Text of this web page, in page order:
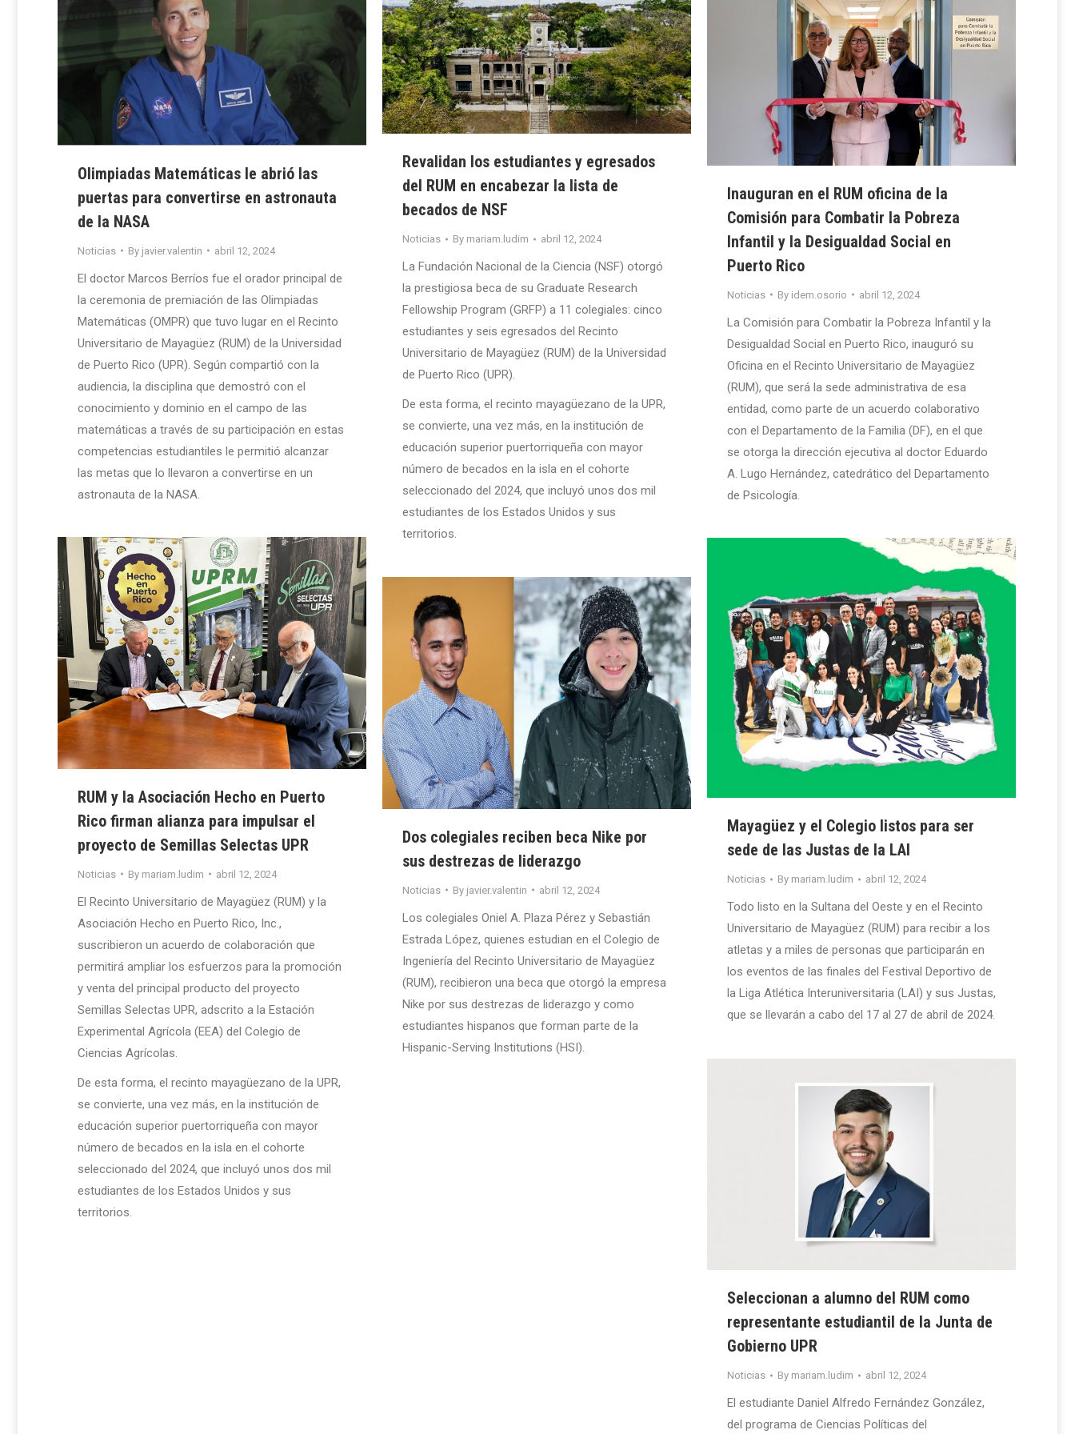
Olimpiadas Matemáticas le abrió las
puertas para convertirse en astronauta
de la NASA
Noticias By javier.valentin abril 12, 2024
El doctor Marcos Berríos fue el orador principal de
la ceremonia de premiación de las Olimpiadas
Matemáticas (OMPR) que tuvo lugar en el Recinto
Universitario de Mayagüez (RUM) de la Universidad
de Puerto Rico (UPR). Según compartió con la
audiencia, la disciplina que demostró con el
conocimiento y dominio en el campo de las
matemáticas a través de su participación en estas
competencias estudiantiles le permitió alcanzar
las metas que lo llevaron a convertirse en un
astronauta de la NASA.
Revalidan los estudiantes y egresados
del RUM en encabezar la lista de
becados de NSF
Noticias By mariam.ludim abril 12, 2024
La Fundación Nacional de la Ciencia (NSF) otorgó
la prestigiosa beca de su Graduate Research
Fellowship Program (GRFP) a 11 colegiales: cinco
estudiantes y seis egresados del Recinto
Universitario de Mayagüez (RUM) de la Universidad
de Puerto Rico (UPR).
De esta forma, el recinto mayagüezano de la UPR,
se convierte, una vez más, en la institución de
educación superior puertorriqueña con mayor
número de becados en la isla en el cohorte
seleccionado del 2024, que incluyó unos dos mil
estudiantes de los Estados Unidos y sus
territorios.
Inauguran en el RUM oficina de la
Comisión para Combatir la Pobreza
Infantil y la Desigualdad Social en
Puerto Rico
Noticias By idem.osorio abril 12, 2024
La Comisión para Combatir la Pobreza Infantil y la
Desigualdad Social en Puerto Rico, inauguró su
Oficina en el Recinto Universitario de Mayagüez
(RUM), que será la sede administrativa de esa
entidad, como parte de un acuerdo colaborativo
con el Departamento de la Familia (DF), en el que
se otorga la dirección ejecutiva al doctor Eduardo
A. Lugo Hernández, catedrático del Departamento
de Psicología.
RUM y la Asociación Hecho en Puerto
Rico firman alianza para impulsar el
proyecto de Semillas Selectas UPR
Noticias By mariam.ludim abril 12, 2024
El Recinto Universitario de Mayagüez (RUM) y la
Asociación Hecho en Puerto Rico, Inc.,
suscribieron un acuerdo de colaboración que
permitirá ampliar los esfuerzos para la promoción
y venta del principal producto del proyecto
Semillas Selectas UPR, adscrito a la Estación
Experimental Agrícola (EEA) del Colegio de
Ciencias Agrícolas.
De esta forma, el recinto mayagüezano de la UPR,
se convierte, una vez más, en la institución de
educación superior puertorriqueña con mayor
número de becados en la isla en el cohorte
seleccionado del 2024, que incluyó unos dos mil
estudiantes de los Estados Unidos y sus
territorios.
Mayagüez y el Colegio listos para ser
sede de las Justas de la LAI
Noticias By mariam.ludim abril 12, 2024
Todo listo en la Sultana del Oeste y en el Recinto
Universitario de Mayagüez (RUM) para recibir a los
atletas y a miles de personas que participarán en
los eventos de las finales del Festival Deportivo de
la Liga Atlética Interuniversitaria (LAI) y sus Justas,
que se llevarán a cabo del 17 al 27 de abril de 2024.
Dos colegiales reciben beca Nike por
sus destrezas de liderazgo
Noticias By javier.valentin abril 12, 2024
Los colegiales Oniel A. Plaza Pérez y Sebastián
Estrada López, quienes estudian en el Colegio de
Ingeniería del Recinto Universitario de Mayagüez
(RUM), recibieron una beca que otorgó la empresa
Nike por sus destrezas de liderazgo y como
estudiantes hispanos que forman parte de la
Hispanic-Serving Institutions (HSI).
Seleccionan a alumno del RUM como
representante estudiantil de la Junta de
Gobierno UPR
Noticias By mariam.ludim abril 12, 2024
El estudiante Daniel Alfredo Fernández González,
del programa de Ciencias Políticas del